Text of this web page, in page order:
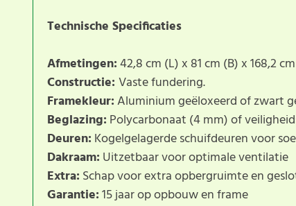
Technische Specificaties
Afmetingen:42,8 cm (L) x 81 cm (B) x 168,2
Constructie: Vaste fundering.
Framekleur:Aluminium geëloxeerd of zwart
Beglazing: Polycarbonaat (4 mm) of
Deuren: Kogelgelagerde schuifdeuren voor
Dakraam: Uitzetbaar voor optimale ventilatie
Extra: Schap voor extra opbergruimte en
Garantie:15 jaar op opbouw en frame